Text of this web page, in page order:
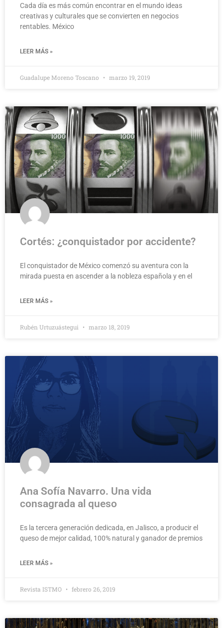
Cada día es más común encontrar en el mundo ideas
creativas y culturales que se convierten en negocios
rentables. México
LEER MÁS »
Guadalupe Moreno Toscano marzo 19, 2019
Cortés: ¿conquistador por accidente?
El conquistador de México comenzó su aventura con la
mirada puesta en ascender a la nobleza española y en el
LEER MÁS »
Rubén Urtuzuástegui marzo 18, 2019
Ana Sofía Navarro. Una vida
consagrada al queso
Es la tercera generación dedicada, en Jalisco, a producir el
queso de mejor calidad, 100% natural y ganador de premios
LEER MÁS »
Revista ISTMO febrero 26, 2019